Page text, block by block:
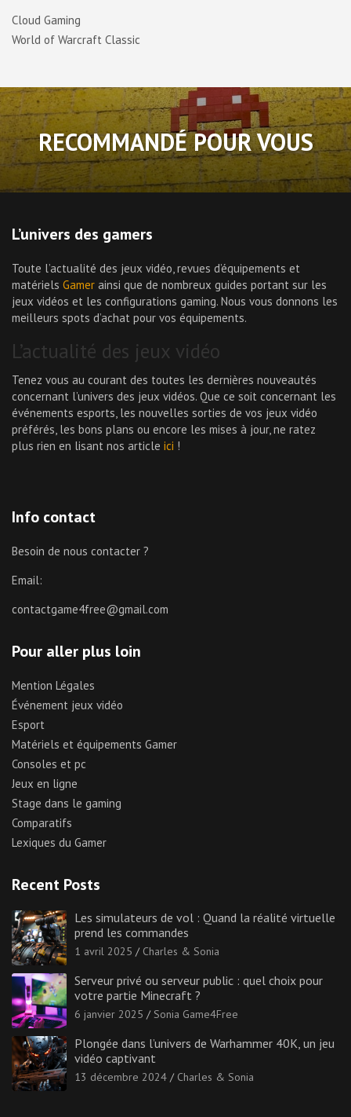
Cloud Gaming
World of Warcraft Classic
RECOMMANDÉ POUR VOUS
L’univers des gamers
Toute l’actualité des jeux vidéo, revues d’équipements et
matériels Gamer ainsi que de nombreux guides portant sur les
jeux vidéos et les configurations gaming. Nous vous donnons les
meilleurs spots d’achat pour vos équipements.
L’actualité des jeux vidéo
Tenez vous au courant des toutes les dernières nouveautés
concernant l’univers des jeux vidéos. Que ce soit concernant les
événements esports, les nouvelles sorties de vos jeux vidéo
préférés, les bons plans ou encore les mises à jour, ne ratez
plus rien en lisant nos article ici !
Info contact
Besoin de nous contacter ?
Email:
contactgame4free@gmail.com
Pour aller plus loin
Mention Légales
Événement jeux vidéo
Esport
Matériels et équipements Gamer
Consoles et pc
Jeux en ligne
Stage dans le gaming
Comparatifs
Lexiques du Gamer
Recent Posts
Les simulateurs de vol : Quand la réalité virtuelle
prend les commandes
1 avril 2025 Charles & Sonia
Serveur privé ou serveur public : quel choix pour
votre partie Minecraft ?
6 janvier 2025 Sonia Game4Free
Plongée dans l’univers de Warhammer 40K, un jeu
vidéo captivant
13 décembre 2024 Charles & Sonia